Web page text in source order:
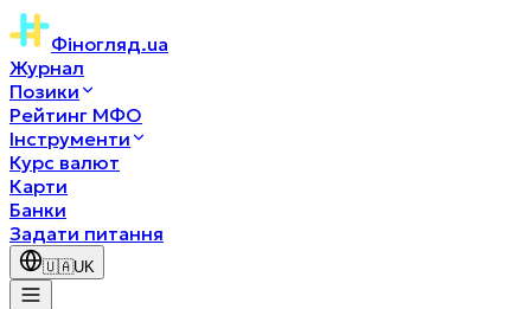
Фіногляд.ua
Журнал
Позики
Рейтинг МФО
Інструменти
Курс валют
Карти
Банки
Задати питання
🇺🇦UK